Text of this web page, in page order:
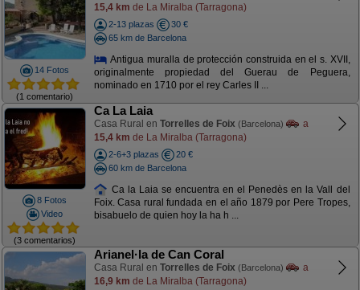
14 Fotos
(1 comentario)
15,4 km de La Miralba (Tarragona)
2-13 plazas
30 €
65 km de Barcelona
Antigua muralla de protección construida en el s. XVII,
originalmente propiedad del Guerau de Peguera,
nominado en 1710 por el rey Carles II ...
8 Fotos
Video
(3 comentarios)
Ca La Laia
Casa Rural en Torrelles de Foix (Barcelona)
a
15,4 km de La Miralba (Tarragona)
2-6+3 plazas
20 €
60 km de Barcelona
Ca la Laia se encuentra en el Penedès en la Vall del
Foix. Casa rural fundada en el año 1879 por Pere Tropes,
bisabuelo de quien hoy la ha h ...
Arianel·la de Can Coral
Casa Rural en Torrelles de Foix (Barcelona)
a
16,9 km de La Miralba (Tarragona)